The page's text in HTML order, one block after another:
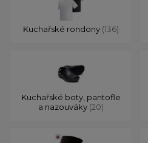
Kuchařské rondony (136)
Kuchařské boty, pantofle
a nazouváky (20)